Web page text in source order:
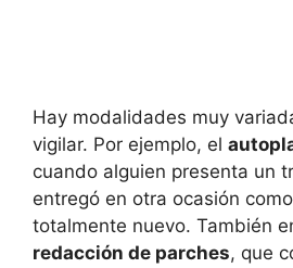
Hay modalidades muy
vigilar. Por ejemplo, el
cuando alguien presenta un
entregó en otra ocasión
totalmente nuevo. También
redacción de parches, que